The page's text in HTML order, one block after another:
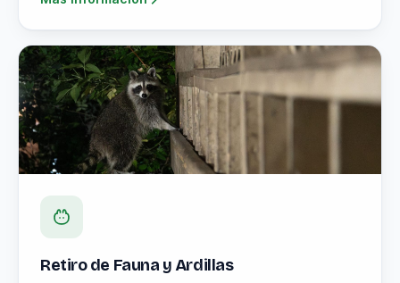
Retiro de Fauna y Ardillas